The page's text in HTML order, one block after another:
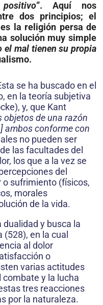
”. Aquí nos
dos principios; el
la religión persa de
solución muy simple
el mal tienen su propia
se ha buscado en el
en la teoría subjetiva
y, que Kant
objetos de una razón
ambos conforme con
no pueden ser
las facultades del
los que a la vez se
del
o sufrimiento (físicos,
morales
de la vida.
y busca la
(528), en la cual
al dolor
o
varias actitudes
combate y la lucha
tres reacciones
por la naturaleza.